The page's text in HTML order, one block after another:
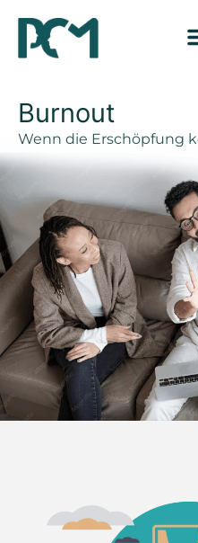
Burnout
Wenn die Erschöpfung